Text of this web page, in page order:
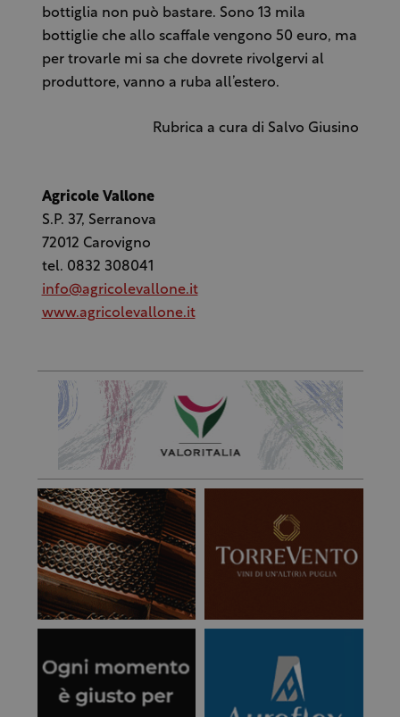
bottiglia non può bastare. Sono 13 mila
bottiglie che allo scaffale vengono 50 euro, ma
per trovarle mi sa che dovrete rivolgervi al
produttore, vanno a ruba all’estero.
Rubrica a cura di Salvo Giusino
Agricole Vallone
S.P. 37, Serranova
72012 Carovigno
tel. 0832 308041
info@agricolevallone.it
www.agricolevallone.it